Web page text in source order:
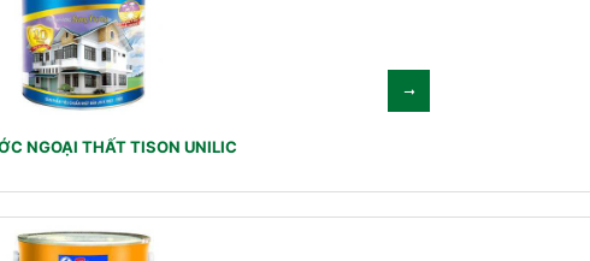
NGOẠI THẤT TISON UNILIC